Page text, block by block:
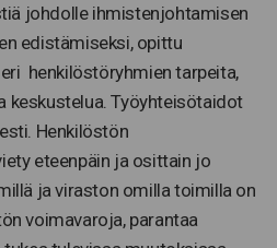
johdolle ihmistenjohtamisen
edistämiseksi, opittu
henkilöstöryhmien tarpeita,
keskustelua. Työyhteisötaidot
Henkilöstön
eteenpäin ja osittain jo
ja viraston omilla toimilla on
voimavaroja, parantaa